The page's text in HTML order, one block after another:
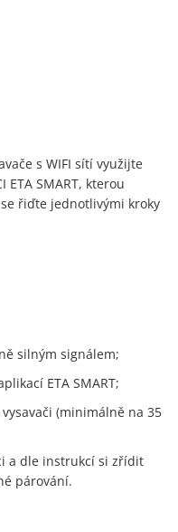
s WIFI sítí využijte
ETA SMART, kterou
se řiďte jednotlivými kroky
silným signálem;
ETA SMART;
(minimálně na 35
a dle instrukcí si zřídit
párování.